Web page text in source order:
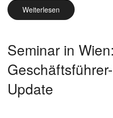
Weiterlesen
Seminar in Wien:
Update